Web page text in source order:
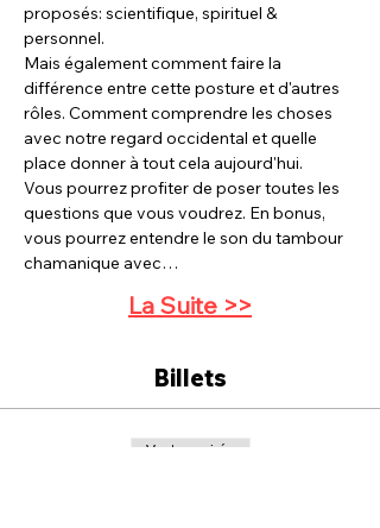
proposés: scientifique, spirituel &
personnel.
Mais également comment faire la
différence entre cette posture et d'autres
rôles. Comment comprendre les choses
avec notre regard occidental et quelle
place donner à tout cela aujourd'hui.
Vous pourrez profiter de poser toutes les
questions que vous voudrez. En bonus,
vous pourrez entendre le son du tambour
chamanique avec…
La Suite >>
Billets
Vente expirée